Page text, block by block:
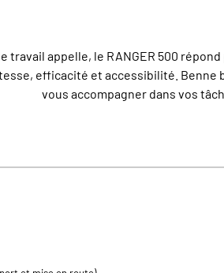
travail appelle, le RANGER 500
efficacité et accessibilité.
vous accompagner dans vos